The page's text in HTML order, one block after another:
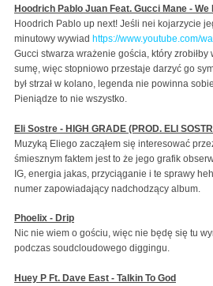
Hoodrich Pablo Juan Feat. Gucci Mane -
Hoodrich Pablo up next! Jeśli nei kojarzycie
minutowy wywiad https://www.youtube.com/
Gucci stwarza wrażenie gościa, który
sumę, więc stopniowo przestaje darzyć go
był strzał w kolano, legenda nie powinna
Pieniądze to nie wszystko.
Eli Sostre - HIGH GRADE (PROD. ELI
Muzyką Eliego zacząłem się interesować
śmiesznym faktem jest to że jego grafik
IG, energia jakas, przyciąganie i te sprawy
numer zapowiadający nadchodzący album.
Phoelix - Drip
Nic nie wiem o gościu, więc nie będę się tu
podczas soudcloudowego diggingu.
Huey P Ft. Dave East - Talkin To God